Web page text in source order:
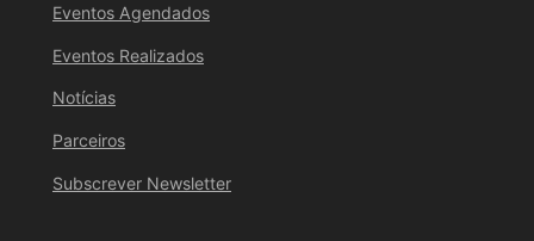
Eventos Agendados
Eventos Realizados
Notícias
Parceiros
Subscrever Newsletter